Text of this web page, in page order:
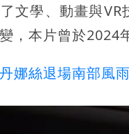
文學、動畫與
，本片曾於2024
娜絲退場南部風